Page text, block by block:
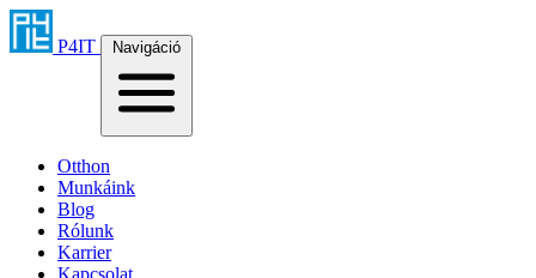
P4IT Navigáció
Otthon
Munkáink
Blog
Rólunk
Karrier
Kapcsolat